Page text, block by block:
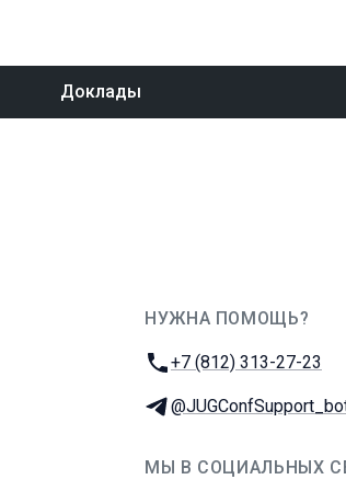
Доклады
НУЖНА ПОМОЩЬ?
Телефон:
+7 (812) 313-27-23
Телеграм:
МЫ В СОЦИАЛЬНЫХ